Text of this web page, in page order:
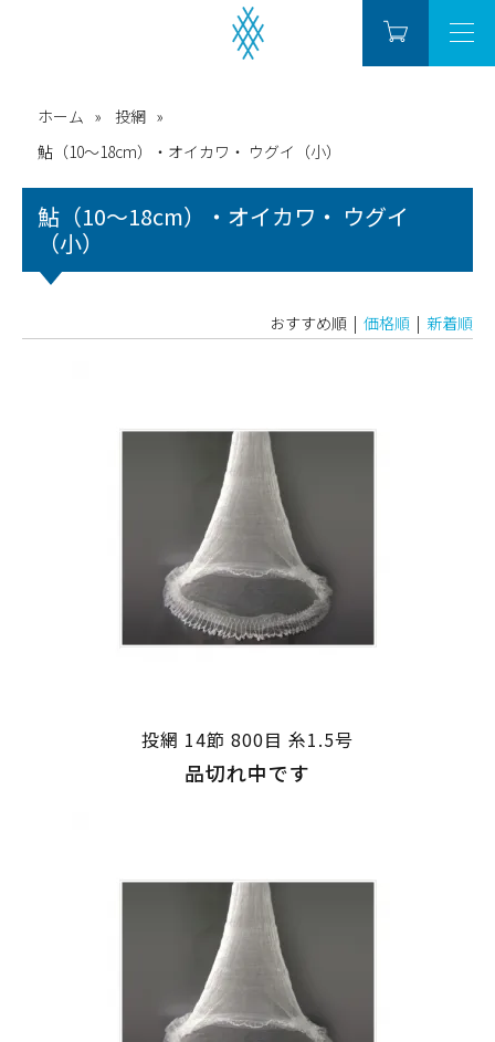
ホーム
投網
鮎（10～18cm）・オイカワ・ ウグイ（小）
鮎（10～18cm）・オイカワ・ ウグイ
（小）
おすすめ順 | 価格順 | 新着順
投網 14節 800目 糸1.5号
品切れ中です